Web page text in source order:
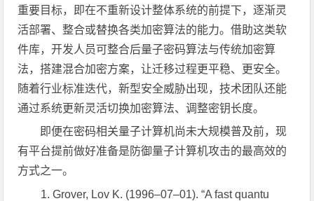
重要目标，即在不重新设计整体系统的前提下，逐渐灵
活部署、整合或替换各类加密算法的能力。借助这类软
件库，开发人员可整合后量子密码算法与传统加密算
法，搭建混合加密方案，让迁移过程更平稳、更安全。
随着行业标准迭代，新型安全威胁出现，技术团队还能
通过系统更新灵活切换加密算法、调整密钥长度。
即便在密码相关量子计算机尚未大规模普及前，现
有平台提前做好准备是防御量子计算机攻击的最高效的
方式之一。
Grover, Lov K. (1996–07–01). “A fast quantu